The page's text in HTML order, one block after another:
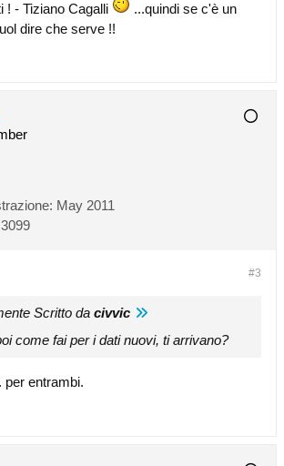
! - Tiziano Cagalli
...quindi se c'è un
dire che serve !!
May 2011
3099
#3
Scritto da civvic
come fai per i dati nuovi, ti arrivano?
per entrambi.